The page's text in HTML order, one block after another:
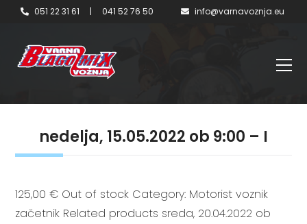
051 22 31 61 | 041 52 76 50 info@varnavoznja.eu
nedelja, 15.05.2022 ob 9:00 – I
125,00 € Out of stock Category: Motorist voznik
začetnik Related products sreda, 20.04.2022 ob